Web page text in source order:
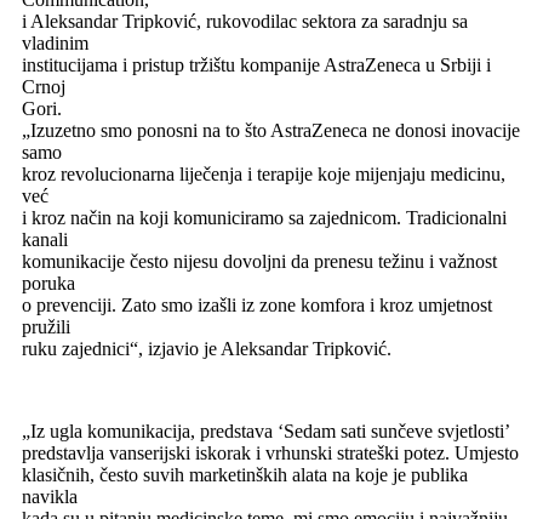
i Aleksandar Tripković, rukovodilac sektora za saradnju sa
vladinim
institucijama i pristup tržištu kompanije AstraZeneca u Srbiji i
Crnoj
Gori.
„Izuzetno smo ponosni na to što AstraZeneca ne donosi inovacije
samo
kroz revolucionarna liječenja i terapije koje mijenjaju medicinu,
već
i kroz način na koji komuniciramo sa zajednicom. Tradicionalni
kanali
komunikacije često nijesu dovoljni da prenesu težinu i važnost
poruka
o prevenciji. Zato smo izašli iz zone komfora i kroz umjetnost
pružili
ruku zajednici“, izjavio je Aleksandar Tripković.
„Iz ugla komunikacija, predstava ‘Sedam sati sunčeve svjetlosti’
predstavlja vanserijski iskorak i vrhunski strateški potez. Umjesto
klasičnih, često suvih marketinških alata na koje je publika
navikla